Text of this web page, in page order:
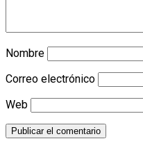
Nombre
Correo electrónico
Web